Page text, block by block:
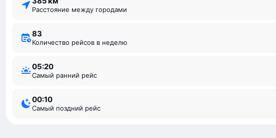
Расстояние между городами
83
Количество рейсов в неделю
05:20
Самый ранний рейс
00:10
Самый поздний рейс